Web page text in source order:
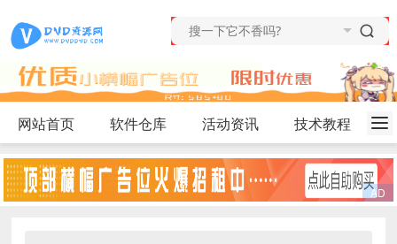
网站首页 软件仓库 活动资讯 技术教程